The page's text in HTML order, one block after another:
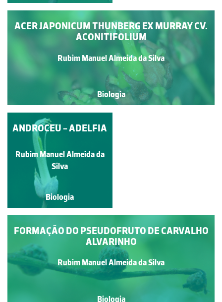
ACER JAPONICUM THUNBERG EX MURRAY CV.
ACONITIFOLIUM
Rubim Manuel Almeida da Silva
Biologia
FLOR DE CACTO
Rubim Manuel Almeida da
Silva
Biologia
ANDROCEU - ADELFIA
Rubim Manuel Almeida da
Silva
Biologia
FORMAÇÃO DO PSEUDOFRUTO DE CARVALHO
ALVARINHO
Rubim Manuel Almeida da Silva
Biologia